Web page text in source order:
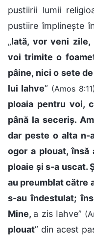
pustiirii lumii
pustiire împlinește
„Iată, vor veni zile,
voi trimite o
pâine, nici o sete
lui Iahve” (Amos 8:11)
ploaia pentru voi,
până la seceriș.
dar peste o alta n-
ogor a plouat,
ploaie și s-a uscat.
au preumblat către
s-au îndestulat;
Mine, a zis Iahve”
plouat” din acest